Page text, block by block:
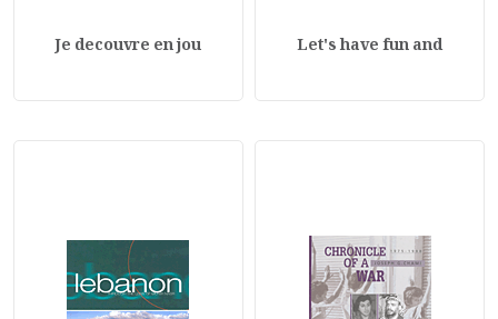
Let's have fun and
Je decouvre en jou